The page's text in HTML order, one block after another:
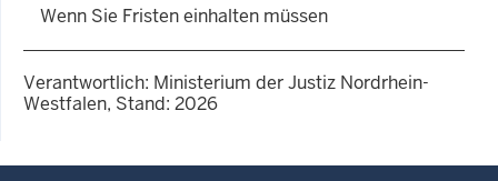
Wenn Sie Fristen einhalten müssen
Verantwortlich: Ministerium der Justiz Nordrhein-
Westfalen, Stand: 2026